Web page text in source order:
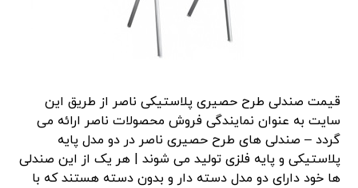
قیمت صندلی طرح حصیری پلاستیکی ناصر از طریق این
سایت به عنوان نمایندگی فروش محصولات ناصر ارائه می
گردد – صندلی های طرح حصیری ناصر در دو مدل پایه
پلاستیکی و پایه فلزی تولید می شوند | هر یک از این صندلی
ها خود دارای دو مدل دسته دار و بدون دسته هستند که با